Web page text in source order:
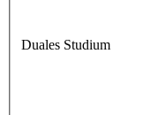
Duales Studium